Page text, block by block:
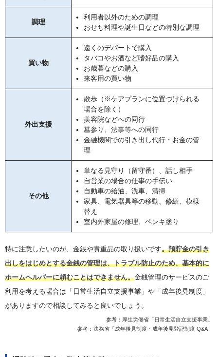
調理
利用者以外のための調理
おせち料理や誕生日などの特別な調理
買い物
遠くのデパートで購入
タバコやお酒など嗜好品の購入
お歳暮などの購入
来客用の買い物
外出支援
散歩（※ケアプランに位置づけられる
場合を除く）
美容院などへの同行
墓参り、法事等への同行
金融機関での引き出し代行・お金の管
理
その他
単なる見守り（留守番）、話し相手
自営業の場合の仕事の手伝い
自動車の給油、洗車、清掃
家具、電気器具等の移動、修繕、模様
替え
室内外家屋の修理、ペンキ塗り
特に注意したいのが、金銭や貴重品の取り扱いです。預貯金の引き
出しをはじめとする金銭の管理は、トラブル防止のため、基本的に
ホームヘルパーに頼むことはできません。金銭管理のサービスのご
利用を考える場合は「日常生活自立支援事業」や「成年後見制度」
がありますので相談してみると良いでしょう。
参考： 厚生労働省「日常生活自立支援事業」
参考： 法務省「成年後見制度・成年後見登記制度 Q&A」